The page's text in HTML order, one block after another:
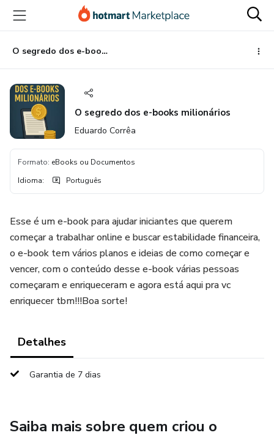
para
conteúdo
principal
para
pagamento
para
rodapé
O segredo dos e-books milionários
O segredo dos e-books milionários
Eduardo Corrêa
Formato: eBooks ou Documentos
Idioma: Português
Esse é um e-book para ajudar iniciantes que querem
começar a trabalhar online e buscar estabilidade financeira,
o e-book tem vários planos e ideias de como começar e
vencer, com o conteúdo desse e-book várias pessoas
começaram e enriqueceram e agora está aqui pra vc
enriquecer tbm!!!Boa sorte!
Detalhes
Garantia de 7 dias
Saiba mais sobre quem criou o